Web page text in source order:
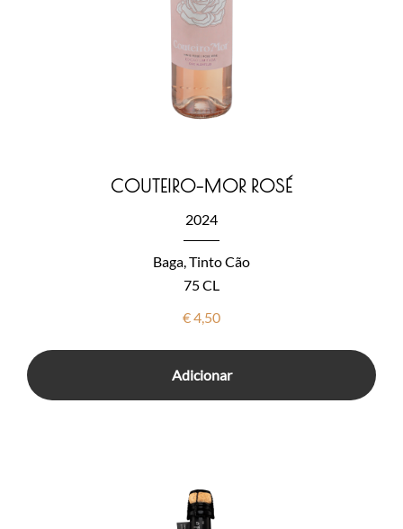
COUTEIRO-MOR ROSÉ
2024
Baga, Tinto Cão
75 CL
€4,50
Adicionar